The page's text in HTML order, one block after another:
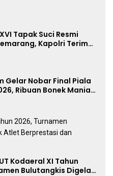
Tapak Suci Resmi
Kapolri Terima
Gelar Nobar Final Piala
Ribuan Bonek Mania
Kodaeral XI Tahun
Bulutangkis Digelar